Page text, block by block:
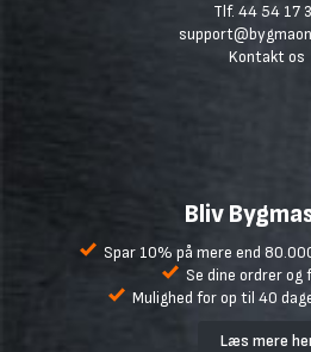
Tlf. 44 54 17
Kontakt os
Bliv
Spar 10% på mere end
Se dine ordrer og
Mulighed for op til 40
Læs mere